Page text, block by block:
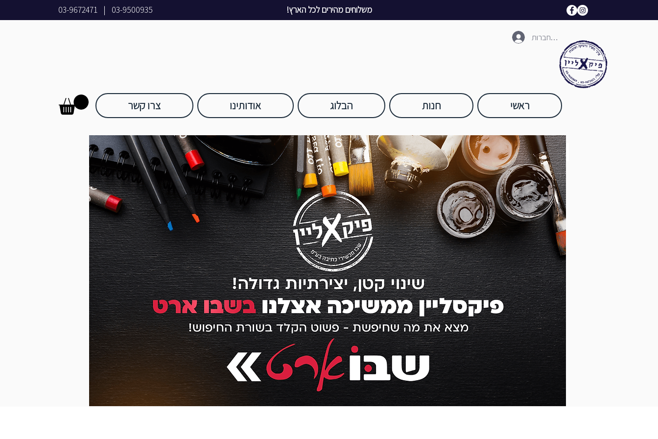
03-9500935
|
03-9672471 משלוחים מהירים לכל הארץ!
להתחברות
ראשי חנות הבלוג אודותינו צרו קשר